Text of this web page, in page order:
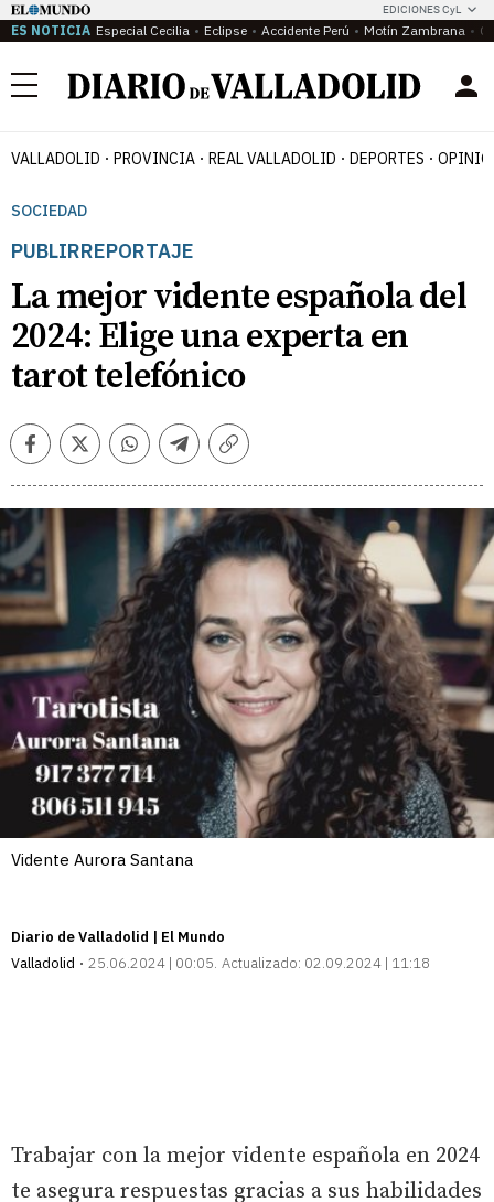
EDICIONES CyL
ES NOTICIA Especial Cecilia Eclipse Accidente Perú Motín Zambrana
Menú
VALLADOLID PROVINCIA REAL VALLADOLID DEPORTES
SOCIEDAD
PUBLIRREPORTAJE
La mejor vidente española del
2024: Elige una experta en
tarot telefónico
FacebookTwitterWhatsappTelegramCopiar
Vidente Aurora Santana
Diario de Valladolid | El Mundo
Valladolid
25.06.2024 | 00:05 Actualizado: 02.09.2024 | 11:18
Trabajar con la mejor vidente española en 2024
te asegura respuestas gracias a sus habilidades